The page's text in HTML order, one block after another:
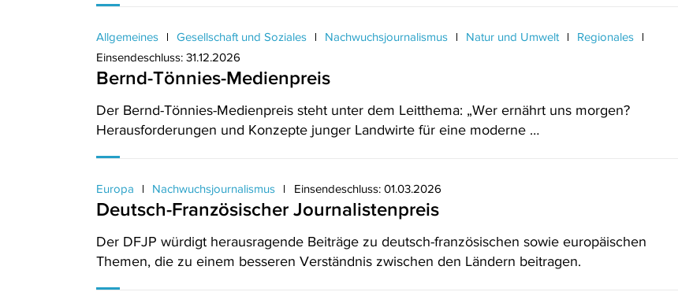
Allgemeines Gesellschaft und Soziales Nachwuchsjournalismus Natur und Umwelt
Regionales
Einsendeschluss: 31.12.2026
Bernd-Tönnies-Medienpreis
Der Bernd-Tönnies-Medienpreis steht unter dem Leitthema: „Wer ernährt uns morgen?
Herausforderungen und Konzepte junger Landwirte für eine moderne …
Europa Nachwuchsjournalismus Einsendeschluss: 01.03.2026
Deutsch-Französischer Journalistenpreis
Der DFJP würdigt herausragende Beiträge zu deutsch-französischen sowie europäischen
Themen, die zu einem besseren Verständnis zwischen den Ländern beitragen.